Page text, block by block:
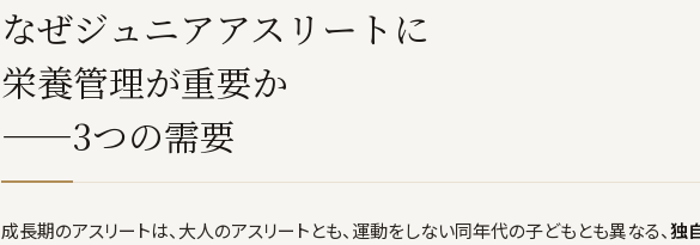
なぜジュニアアスリートに
栄養管理が重要か
——3つの需要
成長期のアスリートは、大人のアスリートとも、運動をしない同年代の子どもとも異なる、独